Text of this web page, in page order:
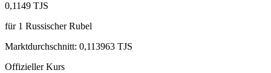
0,1149 TJS
für1 Russischer Rubel
Marktdurchschnitt: 0,113963 TJS
Offizieller Kurs